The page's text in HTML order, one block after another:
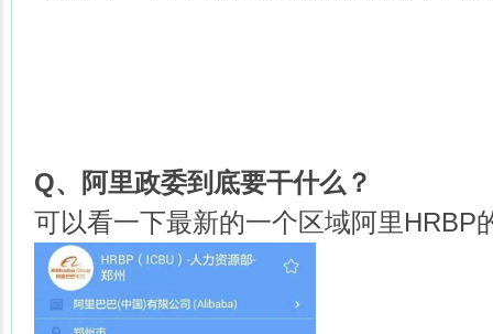
Q、
阿里政委到底要干什么？
可以看一下最新的一个区域阿里HRBP